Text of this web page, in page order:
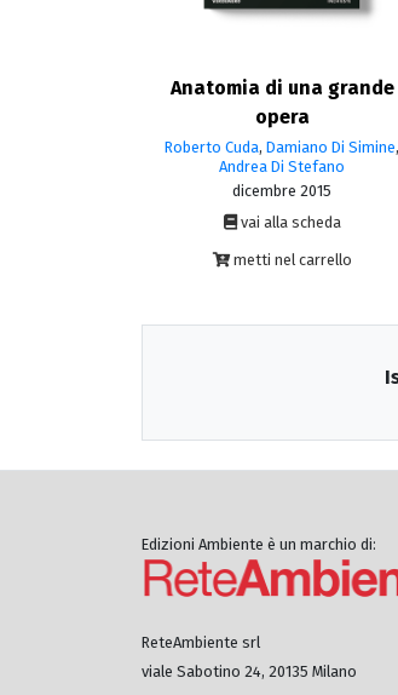
Anatomia di una grande
opera
Roberto Cuda,Damiano Di Simine,
Andrea Di Stefano
dicembre 2015
vai alla scheda
metti nel carrello
Edizioni Ambiente è un marchio di:
ReteAmbiente srl
viale Sabotino 24, 20135 Milano